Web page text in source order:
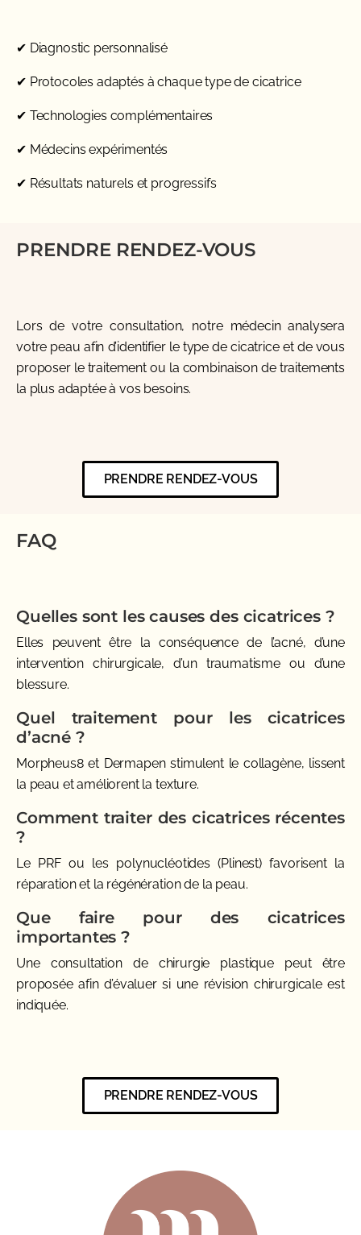
✔ Diagnostic personnalisé
✔ Protocoles adaptés à chaque type de cicatrice
✔ Technologies complémentaires
✔ Médecins expérimentés
✔ Résultats naturels et progressifs
PRENDRE RENDEZ-VOUS
Lors de votre consultation, notre médecin analysera
votre peau afin d’identifier le type de cicatrice et de vous
proposer le traitement ou la combinaison de traitements
la plus adaptée à vos besoins.
PRENDRE RENDEZ-VOUS
FAQ
Quelles sont les causes des cicatrices ?
Elles peuvent être la conséquence de l’acné, d’une
intervention chirurgicale, d’un traumatisme ou d’une
blessure.
Quel traitement pour les cicatrices
d’acné ?
Morpheus8 et Dermapen stimulent le collagène, lissent
la peau et améliorent la texture.
Comment traiter des cicatrices récentes
?
Le PRF ou les polynucléotides (Plinest) favorisent la
réparation et la régénération de la peau.
Que faire pour des cicatrices
importantes ?
Une consultation de chirurgie plastique peut être
proposée afin d’évaluer si une révision chirurgicale est
indiquée.
PRENDRE RENDEZ-VOUS